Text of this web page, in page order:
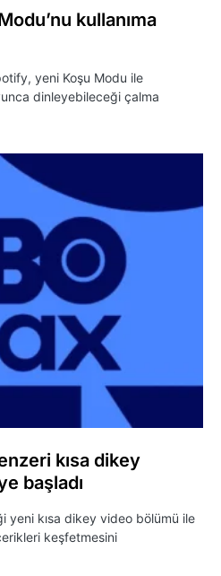
kullanıma
yeni Koşu Modu ile
dinleyebileceği çalma
kısa dikey
başladı
yeni kısa dikey video bölümü ile
keşfetmesini